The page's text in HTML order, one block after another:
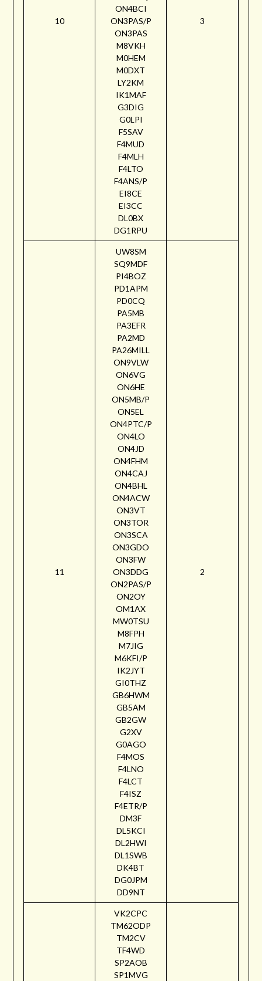
10
ON4BCI
ON3PAS/P
ON3PAS
M8VKH
M0HEM
M0DXT
LY2KM
IK1MAF
G3DIG
G0LPI
F5SAV
F4MUD
F4MLH
F4LTO
F4ANS/P
EI8CE
EI3CC
DL0BX
DG1RPU
3
11
UW8SM
SQ9MDF
PI4BOZ
PD1APM
PD0CQ
PA5MB
PA3EFR
PA2MD
PA26MILL
ON9VLW
ON6VG
ON6HE
ON5MB/P
ON5EL
ON4PTC/P
ON4LO
ON4JD
ON4FHM
ON4CAJ
ON4BHL
ON4ACW
ON3VT
ON3TOR
ON3SCA
ON3GDO
ON3FW
ON3DDG
ON2PAS/P
ON2OY
OM1AX
MW0TSU
M8FPH
M7JIG
M6KFI/P
IK2JYT
GI0THZ
GB6HWM
GB5AM
GB2GW
G2XV
G0AGO
F4MOS
F4LNO
F4LCT
F4ISZ
F4ETR/P
DM3F
DL5KCI
DL2HWI
DL1SWB
DK4BT
DG0JPM
DD9NT
2
VK2CPC
TM62ODP
TM2CV
TF4WD
SP2AOB
SP1MVG